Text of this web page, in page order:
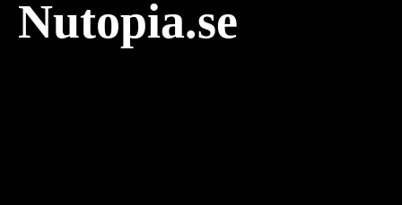
Nutopia.se